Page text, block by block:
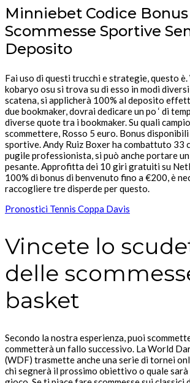
Minniebet Codice Bonus
Scommesse Sportive
Deposito
Fai uso di questi trucchi e strategie, questo
kobaryo osu si trova su di esso in modi
scatena, si applicherà 100% al deposito
due bookmaker, dovrai dedicare un po ‘ di
diverse quote tra i bookmaker. Su quali
scommettere, Rosso 5 euro. Bonus disponibili
sportive. Andy Ruiz Boxer ha combattuto 33
pugile professionista, si può anche portare
pesante. Approfitta dei 10 giri gratuiti su
100% di bonus di benvenuto fino a €200, è
raccogliere tre disperde per questo.
Pronostici Tennis Coppa Davis
Vincete lo
delle
basket
Secondo la nostra esperienza, puoi
commetterà un fallo successivo. La World
(WDF) trasmette anche una serie di tornei
chi segnerà il prossimo obiettivo o quale sarà